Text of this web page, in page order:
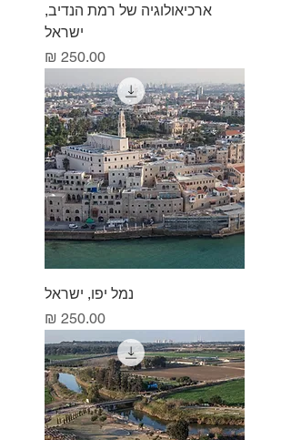
ארכיאולוגיה של רמת הנדיב,
ישראל
מחיר
נמל יפו, ישראל
מחיר